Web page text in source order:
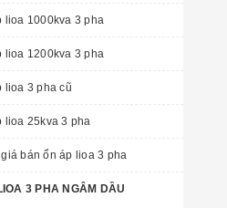
lioa 1000kva 3 pha
lioa 1200kva 3 pha
lioa 3 pha cũ
lioa 25kva 3 pha
giá bán ổn áp lioa 3 pha
3 PHA NGÂM DẦU